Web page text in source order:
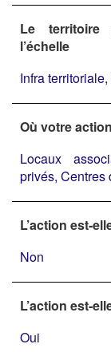
Le territoire
l’échelle
Infra
Où votre
Locaux
privés, Centres
L’action est-
Non
L’action est-
Oui